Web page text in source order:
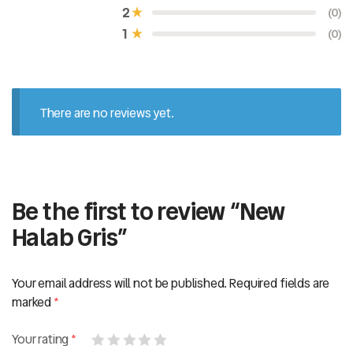
1 (0)
2 (0)
There are no reviews yet.
Be the first to review “New
Halab Gris”
Your email address will not be published.Required fields are
marked*
Your rating *